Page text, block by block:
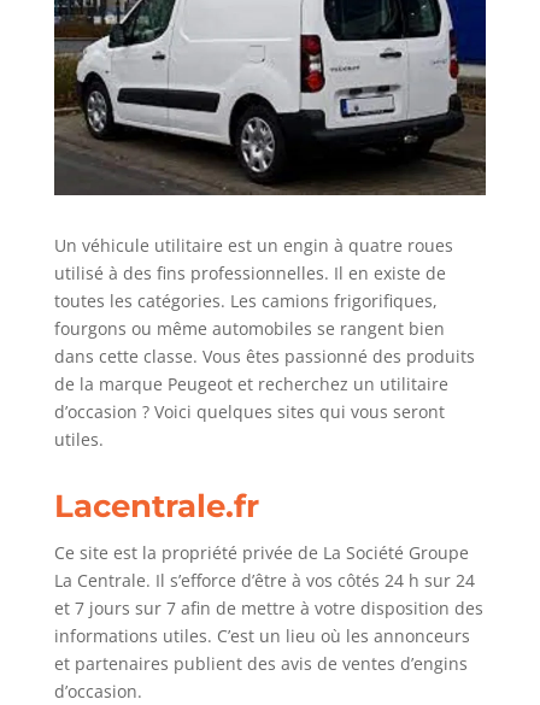
Un véhicule utilitaire est un engin à quatre roues
utilisé à des fins professionnelles. Il en existe de
toutes les catégories. Les camions frigorifiques,
fourgons ou même automobiles se rangent bien
dans cette classe. Vous êtes passionné des produits
de la marque Peugeot et recherchez un utilitaire
d’occasion ? Voici quelques sites qui vous seront
utiles.
Lacentrale.fr
Ce site est la propriété privée de La Société Groupe
La Centrale. Il s’efforce d’être à vos côtés 24 h sur 24
et 7 jours sur 7 afin de mettre à votre disposition des
informations utiles. C’est un lieu où les annonceurs
et partenaires publient des avis de ventes d’engins
d’occasion.